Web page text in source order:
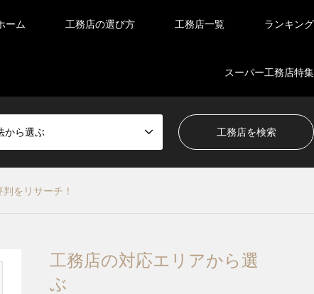
ーム 工務店の選び方 工務店一覧 ランキング
スーパー工務店特集
から選ぶ
をリサーチ！
工務店の対応エリアから選
ぶ